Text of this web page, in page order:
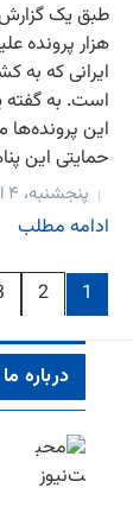
هزار پرونده
ایرانی که به
است. به گفته
این
حمایتی این
پنجشنبه، ۴ اردیبهشت، ۱۴۰۴
ادامه مطلب
1
2
درباره ما